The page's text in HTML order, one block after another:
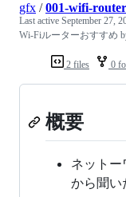
2 files 0
gfx /001-wifi-
Last active September 27,
Wi-Fiルーターおすすめ
概要
ネット
から聞い